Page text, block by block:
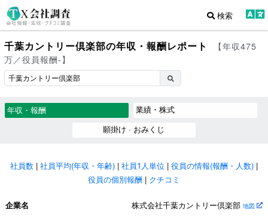
検索
千葉カントリー倶楽部の年収・報酬レポート
【年収475
万／役員報酬-】
年収・報酬
業績・株式
願掛け · おみくじ
社員数 | 社員平均(年収・年齢) | 社員1人単位 | 役員の情報(報酬・人数) |
役員の個別報酬 | クチコミ
企業名 株式会社千葉カントリー倶楽部 地図